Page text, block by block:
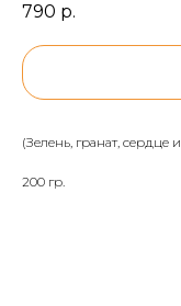
790 р.
(Зелень, гранат, сердце
200 гр.